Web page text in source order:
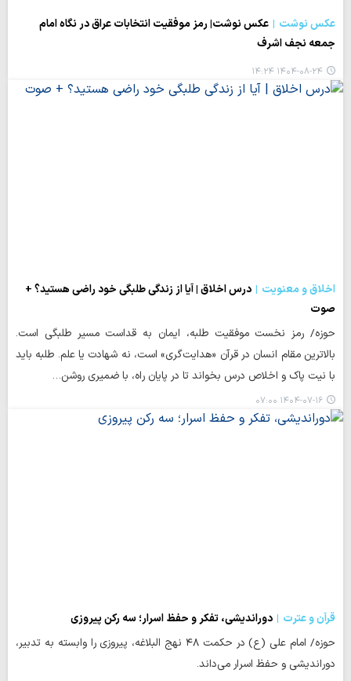
عکس نوشت
عکس نوشت| رمز موفقیت انتخابات عراق در نگاه امام
جمعه نجف اشرف
۱۴۰۴-۰۸-۲۴ ۱۴:۲۴
اخلاق و معنویت
درس اخلاق | آیا از زندگی طلبگی خود راضی هستید؟ +
صوت
حوزه/ رمز نخست موفقیت طلبه، ایمان به قداست مسیر طلبگی است.
بالاترین مقام انسان در قرآن «هدایت‌گری» است، نه شهادت یا علم. طلبه باید
با نیت پاک و اخلاص درس بخواند تا در پایان راه، با ضمیری روشن…
۱۴۰۴-۰۷-۱۶ ۰۷:۰۰
قرآن و عترت
دوراندیشی، تفکر و حفظ اسرار؛ سه رکن پیروزی
حوزه/ امام علی (ع) در حکمت ۴۸ نهج البلاغه، پیروزی را وابسته به تدبیر،
دوراندیشی و حفظ اسرار می‌داند.